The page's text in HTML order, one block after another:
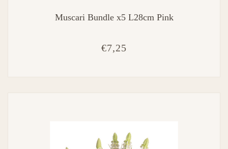
Muscari Bundle x5 L28cm Pink
€7,25